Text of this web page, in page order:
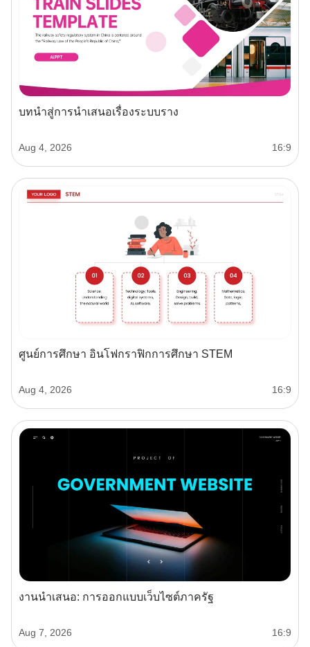
บทนำสู่การนำเสนอเรื่องระบบราง
Aug 4, 2026 16:9
ศูนย์การศึกษา อินโฟกราฟิกการศึกษา STEM
Aug 4, 2026 16:9
งานนำเสนอ: การออกแบบเว็บไซต์ภาครัฐ
Aug 7, 2026 16:9